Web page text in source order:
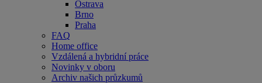
Ostrava
Brno
Praha
FAQ
Home office
Vzdálená a hybridní práce
Novinky v oboru
Archiv našich průzkumů